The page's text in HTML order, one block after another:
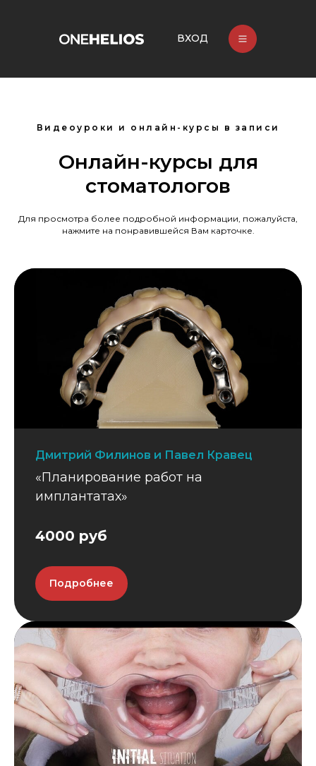
ВХОД
Видеоуроки и онлайн-курсы в записи
Онлайн-курсы для
стоматологов
Для просмотра более подробной информации, пожалуйста,
нажмите на понравившейся Вам карточке.
Дмитрий Филинов и Павел Кравец
«Планирование работ на
имплантатах»
4000 руб
Подробнее